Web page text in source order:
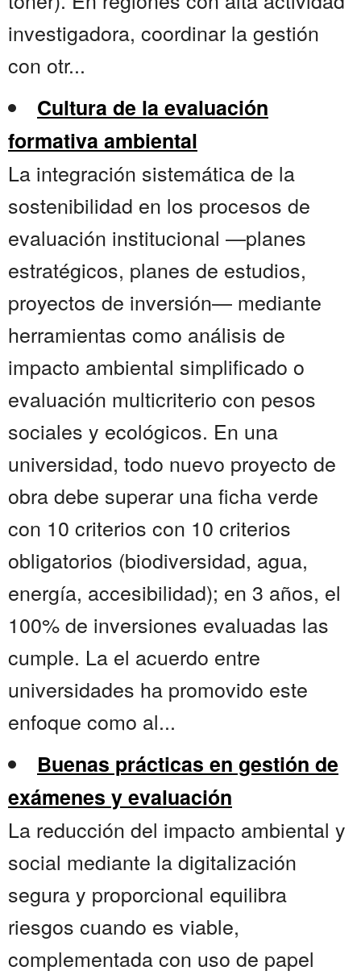
investigadora, coordinar la gestión
con otr...
Cultura de la evaluación
formativa ambiental
La integración sistemática de la
sostenibilidad en los procesos de
evaluación institucional —planes
estratégicos, planes de estudios,
proyectos de inversión— mediante
herramientas como análisis de
impacto ambiental simplificado o
evaluación multicriterio con pesos
sociales y ecológicos. En una
universidad, todo nuevo proyecto de
obra debe superar una ficha verde
con 10 criterios con 10 criterios
obligatorios (biodiversidad, agua,
energía, accesibilidad); en 3 años, el
100% de inversiones evaluadas las
cumple. La el acuerdo entre
universidades ha promovido este
enfoque como al...
Buenas prácticas en gestión de
exámenes y evaluación
La reducción del impacto ambiental y
social mediante la digitalización
segura y proporcional equilibra
riesgos cuando es viable,
complementada con uso de papel